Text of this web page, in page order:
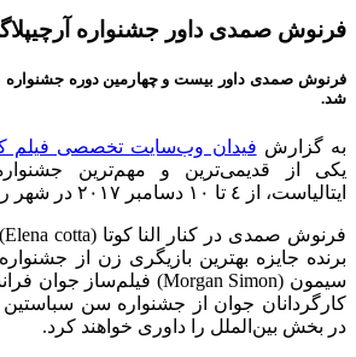
فرنوش صمدی داور جشنواره
فرنوش صمدی داور بیست و چهارمین دوره جشنواره
شد.
به گزارش فیدان وب‌سایت تخصصی فیلم
یكی از قدیمی‌ترین و مهم‌ترین
ایتالیاست، از ٤ تا ١٠ دسامبر ٢٠١٧ در شهر رم برگزار می‌شود.
فرنوش صمدی در کنار النا كوتا (Elena cotta
سیمون (Morgan Simon) فیلم‌ساز جوان
كارگردانان جوان از جشنواره سن سباستین ٢٠١٦،
در بخش بین‌الملل را داوری خواهند کرد.